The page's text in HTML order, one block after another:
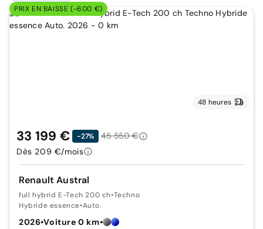
PRIX EN BAISSE (-600 €)
48 heures
Renault Austral
full hybrid E-Tech 200 ch•Techno
Hybride essence•Auto.
2026•Voiture 0 km•
33 199 € -27%
45 550 €
Dès 209 €/mois